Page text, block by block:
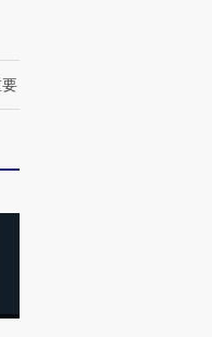
大增长引擎是什么？